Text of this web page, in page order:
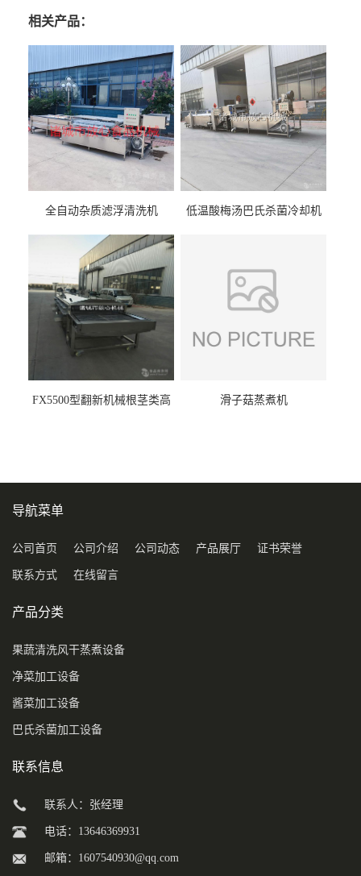
相关产品：
全自动杂质滤浮清洗机 低温酸梅汤巴氏杀菌冷却机
FX5500型翻新机械根茎类高
滑子菇蒸煮机
导航菜单
公司首页 公司介绍 公司动态 产品展厅 证书荣誉
联系方式 在线留言
产品分类
果蔬清洗风干蒸煮设备
净菜加工设备
酱菜加工设备
巴氏杀菌加工设备
联系信息
联系人：张经理
电话：13646369931
邮箱： 1607540930@qq.com